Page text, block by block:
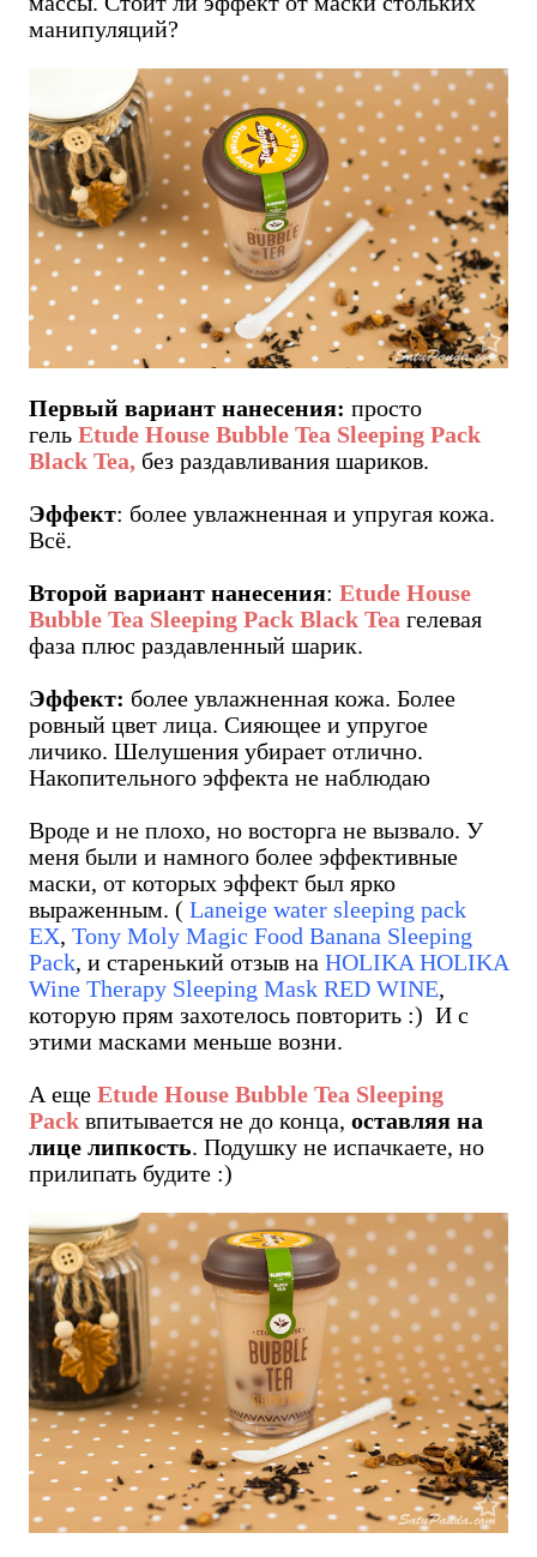
манипуляций?
Первый вариант нанесения: просто
гель Etude House Bubble Tea Sleeping Pack
Black Tea, без раздавливания шариков.
Эффект: более увлажненная и упругая кожа.
Всё.
Второй вариант нанесения: Etude House
Bubble Tea Sleeping Pack Black Tea гелевая
фаза плюс раздавленный шарик.
Эффект: более увлажненная кожа. Более
ровный цвет лица. Сияющее и упругое
личико. Шелушения убирает отлично.
Накопительного эффекта не наблюдаю
Вроде и не плохо, но восторга не вызвало. У
меня были и намного более эффективные
маски, от которых эффект был ярко
выраженным. ( Laneige water sleeping pack
EX, Tony Moly Magic Food Banana Sleeping
Pack, и старенький отзыв на HOLIKA HOLIKA
Wine Therapy Sleeping Mask RED WINE,
которую прям захотелось повторить :) И с
этими масками меньше возни.
А еще Etude House Bubble Tea Sleeping
Pack впитывается не до конца, оставляя на
лице липкость. Подушку не испачкаете, но
прилипать будите :)